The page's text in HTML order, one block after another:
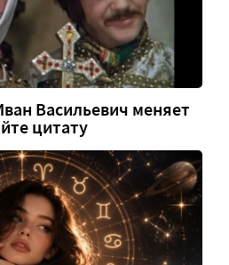
Васильевич меняет
цитату